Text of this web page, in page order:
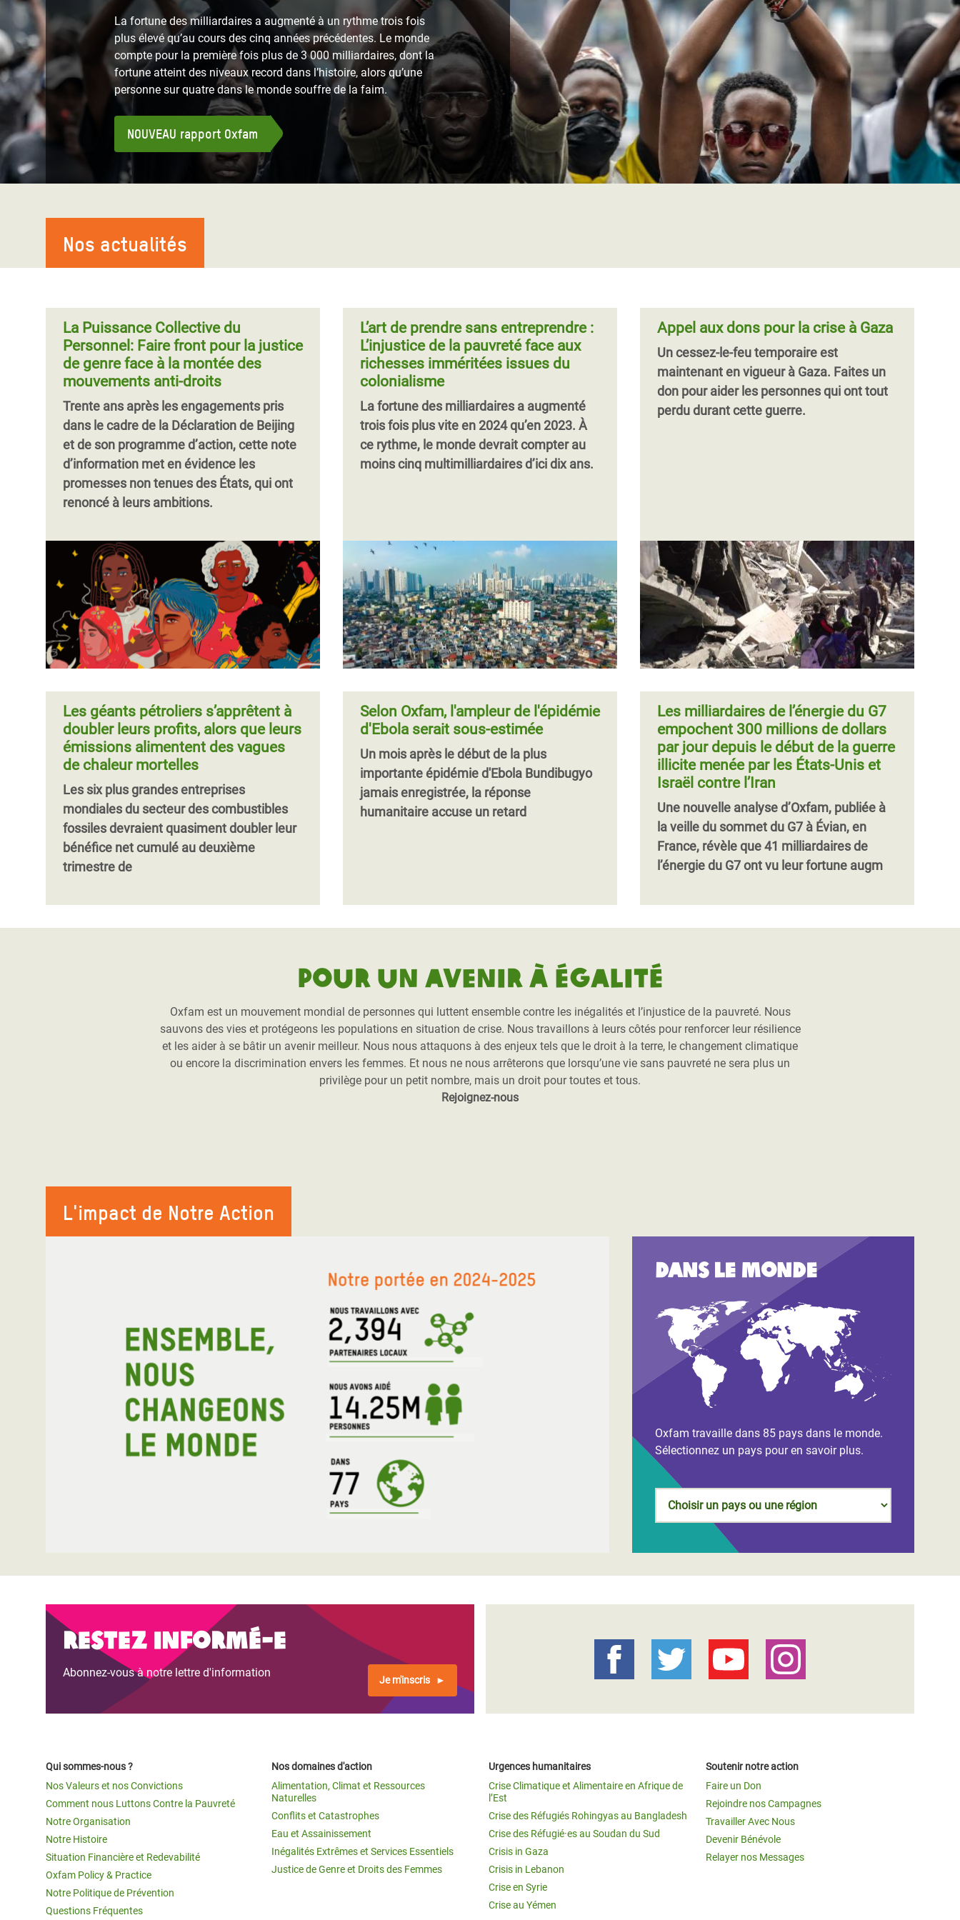
Conflits et Catastrophes
Inégalités Extrêmes et
Services Essentiels
Inequality and Rights in a
Digital Age
Gender, Rights, and Justice
Crise Climatique et
Alimentaire en Afrique de
l’Est
Crise au Yémen
Crise des Réfugiés Rohingyas
au Bangladesh
Crise des Réfugié·es au
Soudan du Sud
#MonClimatMonAvenir
Mettons Fin à la Souffrance qui se Cache
Derrière notre Alimentation
Les Violences Faites aux Femmes et aux
Filles, Ça Suffit !
La fortune des milliardaires a augmenté à un rythme trois fois
plus élevé qu’au cours des cinq années précédentes. Le monde
compte pour la première fois plus de 3 000 milliardaires, dont la
fortune atteint des niveaux record dans l’histoire, alors qu’une
personne sur quatre dans le monde souffre de la faim.
NOUVEAU rapport Oxfam
Nos actualités
La Puissance Collective du
Personnel: Faire front pour la justice
de genre face à la montée des
mouvements anti-droits
Trente ans après les engagements pris
dans le cadre de la Déclaration de Beijing
et de son programme d’action, cette note
d’information met en évidence les
promesses non tenues des États, qui ont
renoncé à leurs ambitions.
L’art de prendre sans entreprendre :
L’injustice de la pauvreté face aux
richesses imméritées issues du
colonialisme
La fortune des milliardaires a augmenté
trois fois plus vite en 2024 qu’en 2023. À
ce rythme, le monde devrait compter au
moins cinq multimilliardaires d’ici dix ans.
Appel aux dons pour la crise à Gaza
Un cessez-le-feu temporaire est
maintenant en vigueur à Gaza. Faites un
don pour aider les personnes qui ont tout
perdu durant cette guerre.
Les géants pétroliers s’apprêtent à
doubler leurs profits, alors que leurs
émissions alimentent des vagues
de chaleur mortelles
Les six plus grandes entreprises
mondiales du secteur des combustibles
fossiles devraient quasiment doubler leur
bénéfice net cumulé au deuxième
trimestre de
Selon Oxfam, l'ampleur de l'épidémie
d'Ebola serait sous-estimée
Un mois après le début de la plus
importante épidémie d'Ebola Bundibugyo
jamais enregistrée, la réponse
humanitaire accuse un retard
Les milliardaires de l’énergie du G7
empochent 300 millions de dollars
par jour depuis le début de la guerre
illicite menée par les États-Unis et
Israël contre l’Iran
Une nouvelle analyse d’Oxfam, publiée à
la veille du sommet du G7 à Évian, en
France, révèle que 41 milliardaires de
l’énergie du G7 ont vu leur fortune augm
Pour un avenir à égalité
Oxfam est un mouvement mondial de personnes qui luttent ensemble contre les inégalités et l’injustice de la pauvreté. Nous
sauvons des vies et protégeons les populations en situation de crise. Nous travaillons à leurs côtés pour renforcer leur résilience
et les aider à se bâtir un avenir meilleur. Nous nous attaquons à des enjeux tels que le droit à la terre, le changement climatique
ou encore la discrimination envers les femmes. Et nous ne nous arrêterons que lorsqu’une vie sans pauvreté ne sera plus un
privilège pour un petit nombre, mais un droit pour toutes et tous.
Rejoignez-nous
L'impact de Notre Action
Dans le monde
Oxfam travaille dans 85 pays dans le monde.
Sélectionnez un pays pour en savoir plus.
Restez informé-e
Abonnez-vous à notre lettre d'information
Je m'inscris
Qui sommes-nous ?
Nos Valeurs et nos Convictions
Comment nous Luttons Contre la Pauvreté
Notre Organisation
Notre Histoire
Situation Financière et Redevabilité
Oxfam Policy & Practice
Notre Politique de Prévention
Questions Fréquentes
Nos domaines d'action
Alimentation, Climat et Ressources
Naturelles
Conflits et Catastrophes
Eau et Assainissement
Inégalités Extrêmes et Services Essentiels
Justice de Genre et Droits des Femmes
Urgences humanitaires
Crise Climatique et Alimentaire en Afrique de
l’Est
Crise des Réfugiés Rohingyas au Bangladesh
Crise des Réfugié·es au Soudan du Sud
Crisis in Gaza
Crisis in Lebanon
Crise en Syrie
Crise au Yémen
Soutenir notre action
Faire un Don
Rejoindre nos Campagnes
Travailler Avec Nous
Devenir Bénévole
Relayer nos Messages